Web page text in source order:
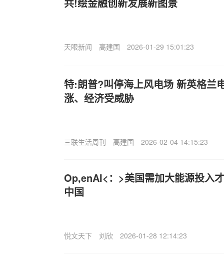
天眼新闻 高建国 2026-01-29 15:01:23
特:朗普?叫停海上风电场 新英格兰
涨、经济受威胁
三联生活周刊 高建国 2026-02-04 14:15:23
Op,enAI<：>美国需加大能源投入
中国
悦文天下 刘欣 2026-01-28 12:14:23